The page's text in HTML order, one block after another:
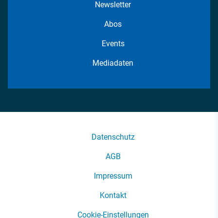
Newsletter
Abos
Events
Mediadaten
Datenschutz
AGB
Impressum
Kontakt
Cookie-Einstellungen